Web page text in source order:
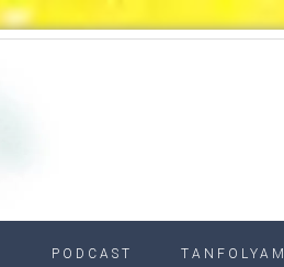
PODCAST TANFOLYAM